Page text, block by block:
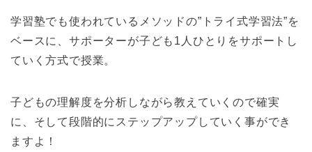
学習塾でも使われているメソッドの”トライ式学習法”を
ベースに、サポーターが子ども1人ひとりをサポートし
ていく方式で授業。
子どもの理解度を分析しながら教えていくので確実
に、そして段階的にステップアップしていく事ができ
ますよ！